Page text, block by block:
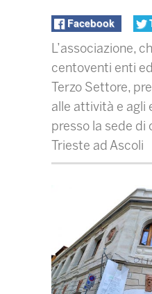
Facebook
L’associazione,
centoventi enti
Terzo Settore,
alle attività e agli
presso la sede di
Trieste ad Ascoli